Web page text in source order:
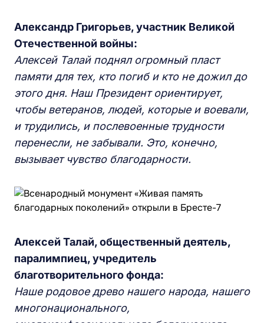
Александр Григорьев, участник Великой
Отечественной войны:
Алексей Талай поднял огромный пласт
памяти для тех, кто погиб и кто не дожил до
этого дня. Наш Президент ориентирует,
чтобы ветеранов, людей, которые и воевали,
и трудились, и послевоенные трудности
перенесли, не забывали. Это, конечно,
вызывает чувство благодарности.
Алексей Талай, общественный деятель,
паралимпиец, учредитель
благотворительного фонда:
Наше родовое древо нашего народа, нашего
многонационального,